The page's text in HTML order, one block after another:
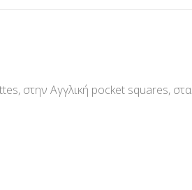
στην Αγγλική pocket squares, στα